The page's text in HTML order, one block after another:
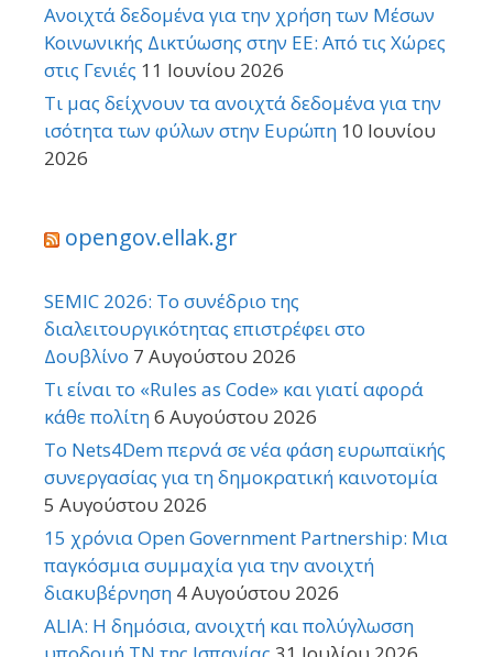
Ανοιχτά δεδομένα για την χρήση των Μέσων
Κοινωνικής Δικτύωσης στην ΕΕ: Από τις Χώρες
στις Γενιές 11 Ιουνίου 2026
Τι μας δείχνουν τα ανοιχτά δεδομένα για την
ισότητα των φύλων στην Ευρώπη 10 Ιουνίου
2026
opengov.ellak.gr
SEMIC 2026: Το συνέδριο της
διαλειτουργικότητας επιστρέφει στο
Δουβλίνο 7 Αυγούστου 2026
Τι είναι το «Rules as Code» και γιατί αφορά
κάθε πολίτη6 Αυγούστου 2026
Το Nets4Dem περνά σε νέα φάση ευρωπαϊκής
συνεργασίας για τη δημοκρατική καινοτομία
5 Αυγούστου 2026
15 χρόνια Open Government Partnership: Μια
παγκόσμια συμμαχία για την ανοιχτή
διακυβέρνηση 4 Αυγούστου 2026
ALIA: Η δημόσια, ανοιχτή και πολύγλωσση